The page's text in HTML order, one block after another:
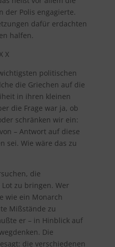
der Polis engagierte.
dafür erdachten
halfen.
X
politischen
die Griechen auf die
in ihren kleinen
die Frage war ja, ob
schränken wir ein:
– Antwort auf diese
sei. Wie wäre das zu
die
zu bringen. Wer
wie ein Monarch
Mißstände zu
er – in Hinblick auf
Die
die verschiedenen